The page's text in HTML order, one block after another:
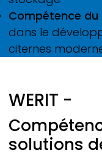
Compétence
dans le
citernes
WERIT -
solutions